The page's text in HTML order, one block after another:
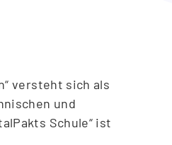
versteht sich als
und
Schule“ ist